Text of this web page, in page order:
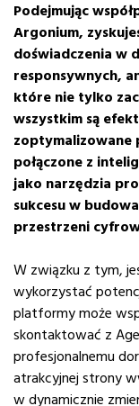
Podejmując
Argonium,
doświadczenia w
responsywnych,
które nie tylko
wszystkim są
zoptymalizowane
połączone z
jako narzędzia
sukcesu w
przestrzeni
W związku z tym,
wykorzystać
platformy może
skontaktować z
profesjonalnemu
atrakcyjnej strony
w dynamicznie